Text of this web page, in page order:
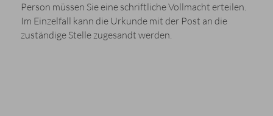
Person müssen Sie eine schriftliche Vollmacht erteilen.
Im Einzelfall kann die Urkunde mit der Post an die
zuständige Stelle zugesandt werden.